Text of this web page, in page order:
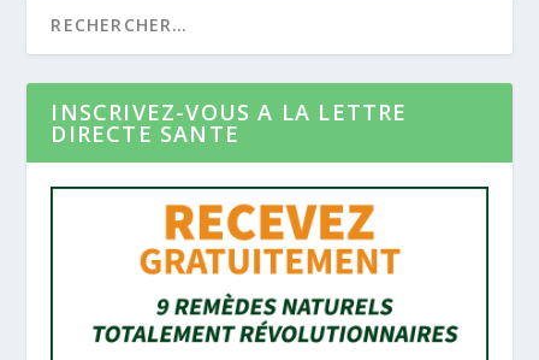
INSCRIVEZ-VOUS A LA LETTRE
DIRECTE SANTE